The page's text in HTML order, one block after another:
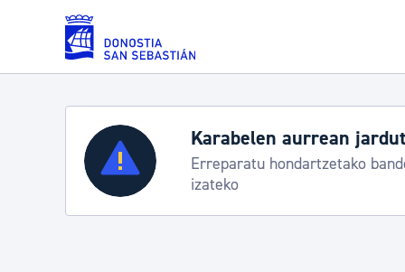
Eduki nagusira joan
Zerbitzuak
Errolda eta gai pertsonalak
Karabelen aurrean
Erreparatu hondartzetako
izateko